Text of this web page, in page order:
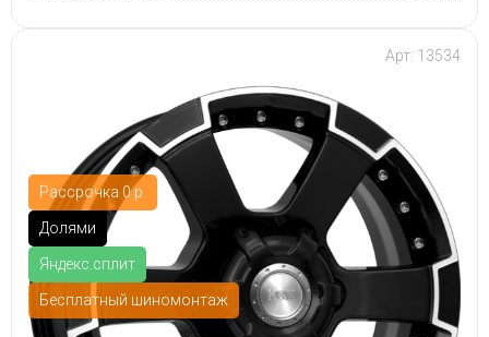
Рассрочка 0 р.
Долями
Яндекс.сплит
Бесплатный шиномонтаж
Арт: 13534